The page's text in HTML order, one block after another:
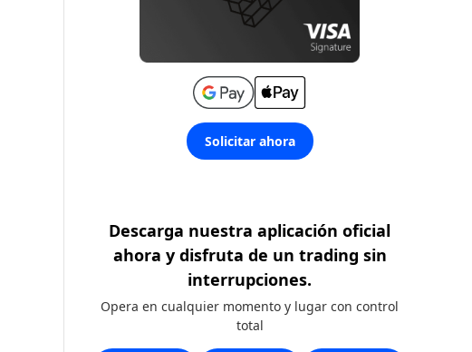
Solicitar ahora
Descarga nuestra aplicación oficial
ahora y disfruta de un trading sin
interrupciones.
Opera en cualquier momento y lugar con control
total